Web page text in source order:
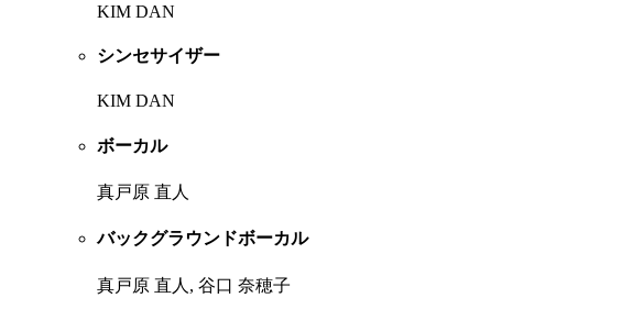
KIM DAN
シンセサイザー
KIM DAN
ボーカル
真戸原 直人
バックグラウンドボーカル
真戸原 直人, 谷口 奈穂子